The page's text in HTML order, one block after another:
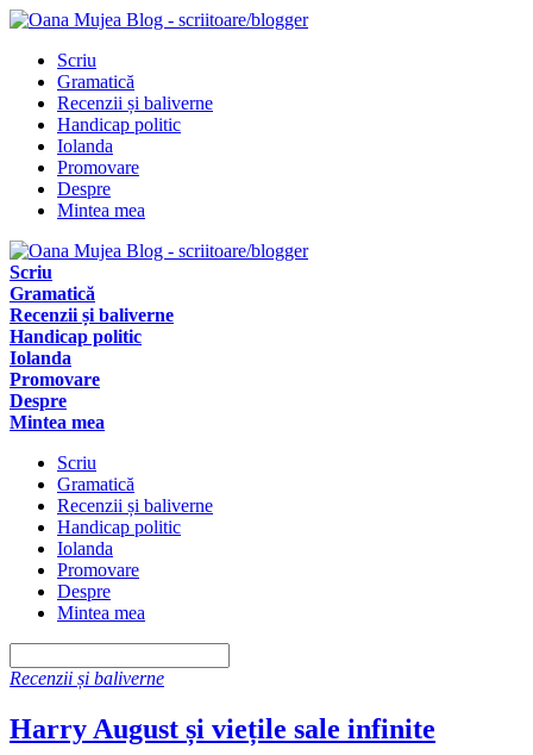
Scriu
Gramatică
Recenzii și baliverne
Handicap politic
Iolanda
Promovare
Despre
Mintea mea
Scriu
Gramatică
Recenzii și baliverne
Handicap politic
Iolanda
Promovare
Despre
Mintea mea
Scriu
Gramatică
Recenzii și baliverne
Handicap politic
Iolanda
Promovare
Despre
Mintea mea
Recenzii și baliverne
Harry August și viețile sale infinite